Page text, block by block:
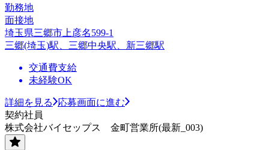
勤務地
面接地
埼玉県三郷市上彦名599-1
三郷(埼玉)駅、三郷中央駅、新三郷駅
交通費支給
未経験OK
詳細を見る
応募画面に進む
契約社員
株式会社バイセップス 金町営業所(最新_003)